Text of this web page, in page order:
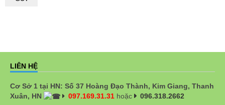
LIÊN HỆ
Cơ Sở 1 tại HN: Số 37 Hoàng Đạo Thành, Kim Giang, Thanh
Xuân, HN
097.169.31.31 hoặc
096.318.2662